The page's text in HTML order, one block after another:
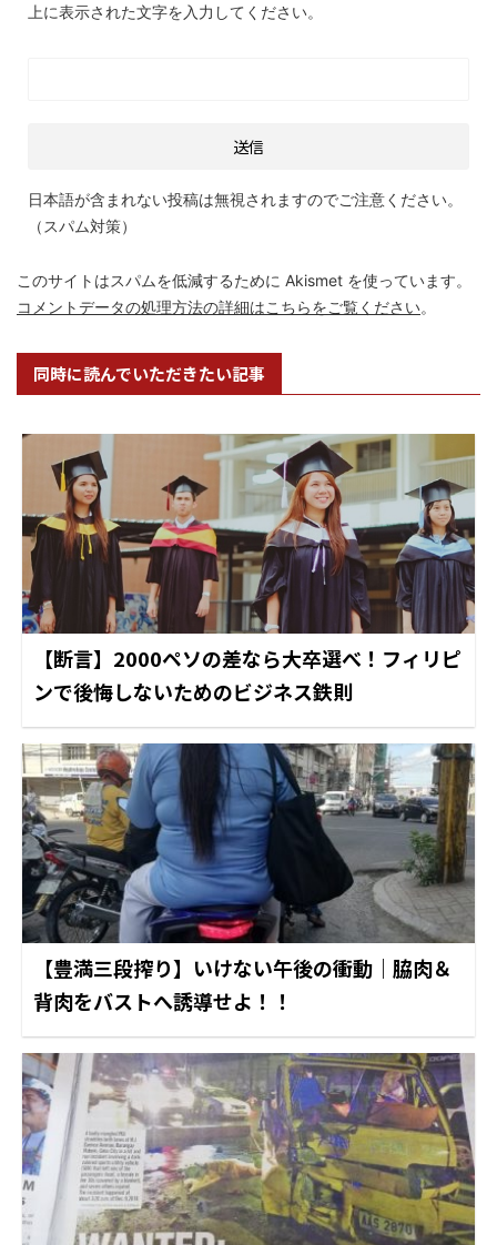
上に表示された文字を入力してください。
日本語が含まれない投稿は無視されますのでご注意ください。
（スパム対策）
このサイトはスパムを低減するために Akismet を使っています。
コメントデータの処理方法の詳細はこちらをご覧ください。
同時に読んでいただきたい記事
【断言】2000ペソの差なら大卒選べ！フィリピ
ンで後悔しないためのビジネス鉄則
【豊満三段搾り】いけない午後の衝動｜脇肉＆
背肉をバストへ誘導せよ！！